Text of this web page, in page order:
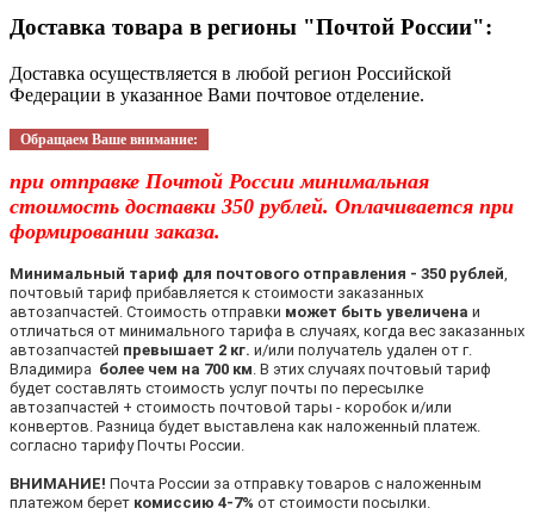
Доставка товара в регионы "Почтой России":
Доставка осуществляется в любой регион Российской
Федерации в указанное Вами почтовое отделение.
Обращаем Ваше внимание:
при отправке Почтой России минимальная
стоимость доставки 350 рублей. Оплачивается при
формировании заказа.
Минимальный тариф для почтового отправления - 350 рублей
почтовый тариф прибавляется к стоимости заказанных
автозапчастей. Стоимость отправки может быть увеличена и
отличаться от минимального тарифа в случаях, когда вес заказанных
автозапчастей превышает 2 кг. и/или получатель удален от г.
Владимира более чем на 700 км . В этих случаях почтовый тариф
будет составлять стоимость услуг почты по пересылке
автозапчастей + стоимость почтовой тары - коробок и/или
конвертов. Разница будет выставлена как наложенный платеж.
согласно тарифу Почты России.
ВНИМАНИЕ! Почта России за отправку товаров с наложенным
платежом берет комиссию 4-7% от стоимости посылки.